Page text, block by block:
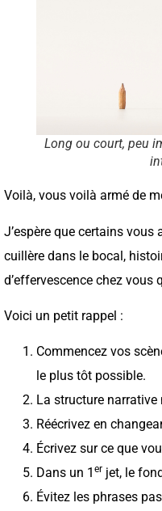
Long ou court, peu
Voilà, vous voilà armé de
J’espère que certains
cuillère dans le bocal,
d’effervescence chez vous
Voici un petit rappel :
Commencez vos
le plus tôt possible.
La structure narrative
Réécrivez en
Écrivez sur ce que
Dans un 1 er jet, le
Évitez les phrases